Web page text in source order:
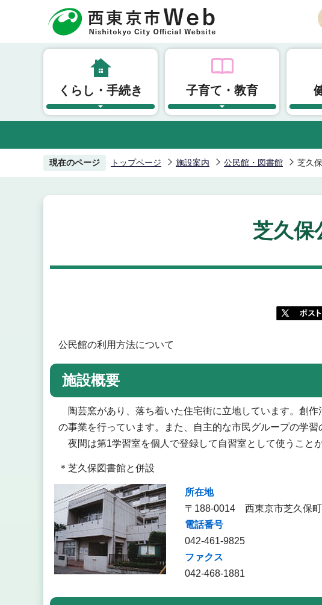
頭
くらし・手続き 子育て・教育
現在のページ トップページ 施設案内 公民館・図書館 芝久
芝久保
公民館の利用方法について
施設概要
陶芸窯があり、落ち着いた住宅街に立地しています。創
の事業を行っています。また、自主的な市民グループの学習
夜間は第1学習室を個人で登録して自習室として使うことが
＊芝久保図書館と併設
所在地
〒188-0014 西東京市芝久保
電話番号
042-461-9825
ファクス
042-468-1881